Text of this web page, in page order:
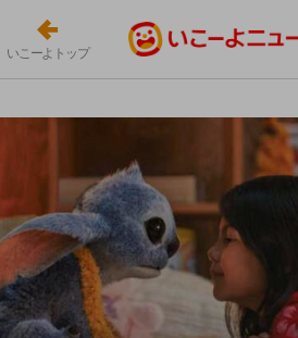
いこーよトップ